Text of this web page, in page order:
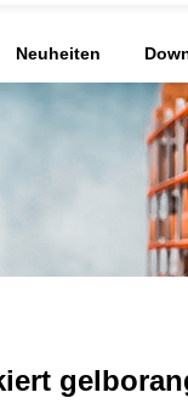
Neuheiten